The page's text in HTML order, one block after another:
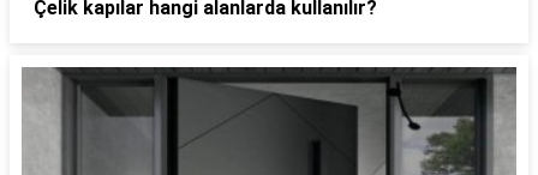
Çelik kapılar hangi alanlarda kullanılır?